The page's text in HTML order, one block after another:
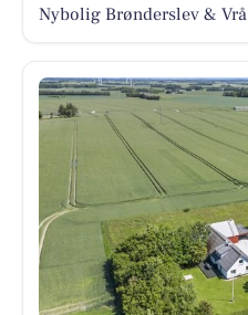
Nybolig Brønderslev & Vrå